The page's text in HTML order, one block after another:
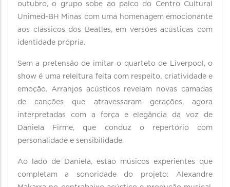
outubro, o grupo sobe ao palco do Centro Cultural
Unimed-BH Minas com uma homenagem emocionante
aos clássicos dos Beatles, em versões acústicas com
identidade própria.
Sem a pretensão de imitar o quarteto de Liverpool, o
show é uma releitura feita com respeito, criatividade e
emoção. Arranjos acústicos revelam novas camadas
de canções que atravessaram gerações, agora
interpretadas com a força e elegância da voz de
Daniela Firme, que conduz o repertório com
personalidade e sensibilidade.
Ao lado de Daniela, estão músicos experientes que
completam a sonoridade do projeto: Alexandre